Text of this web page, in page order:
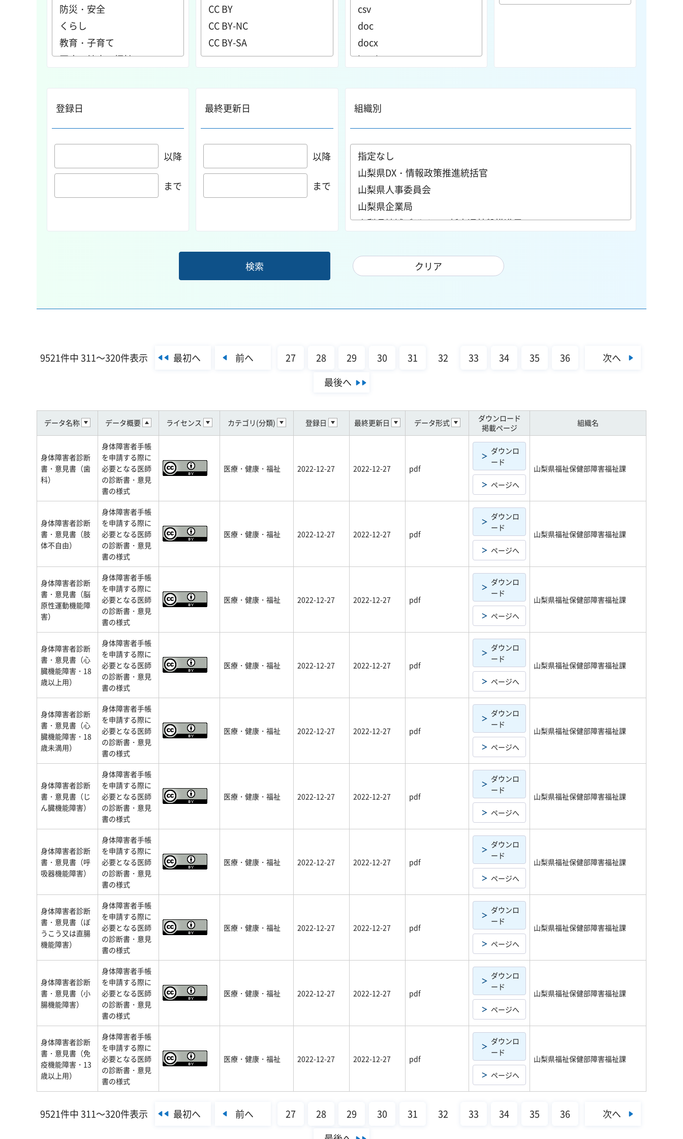
登録日
以降
まで
最終更新日
以降
まで
組織別
9521件中 311～320件表示 最初へ 前へ 27 28 29 30 31 32 33 34 35 36
次へ
最後へ
データ名称 データ概要 ライセンス カテゴリ(分類) 登録日 最終更新日 データ形式
ダウンロード
掲載ページ
組織名
身体障害者診断
書・意見書（歯
科）
身体障害者手帳
を申請する際に
必要となる医師
の診断書・意見
書の様式
医療・健康・福祉 2022-12-27 2022-12-27 pdf
ダウンロ
ード
ページへ
山梨県福祉保健部障害福祉課
身体障害者診断
書・意見書（肢
体不自由）
身体障害者手帳
を申請する際に
必要となる医師
の診断書・意見
書の様式
医療・健康・福祉 2022-12-27 2022-12-27 pdf
ダウンロ
ード
ページへ
山梨県福祉保健部障害福祉課
身体障害者診断
書・意見書（脳
原性運動機能障
害）
身体障害者手帳
を申請する際に
必要となる医師
の診断書・意見
書の様式
医療・健康・福祉 2022-12-27 2022-12-27 pdf
ダウンロ
ード
ページへ
山梨県福祉保健部障害福祉課
身体障害者診断
書・意見書（心
臓機能障害・18
歳以上用）
身体障害者手帳
を申請する際に
必要となる医師
の診断書・意見
書の様式
医療・健康・福祉 2022-12-27 2022-12-27 pdf
ダウンロ
ード
ページへ
山梨県福祉保健部障害福祉課
身体障害者診断
書・意見書（心
臓機能障害・18
歳未満用）
身体障害者手帳
を申請する際に
必要となる医師
の診断書・意見
書の様式
医療・健康・福祉 2022-12-27 2022-12-27 pdf
ダウンロ
ード
ページへ
山梨県福祉保健部障害福祉課
身体障害者診断
書・意見書（じ
ん臓機能障害）
身体障害者手帳
を申請する際に
必要となる医師
の診断書・意見
書の様式
医療・健康・福祉 2022-12-27 2022-12-27 pdf
ダウンロ
ード
ページへ
山梨県福祉保健部障害福祉課
身体障害者診断
書・意見書（呼
吸器機能障害）
身体障害者手帳
を申請する際に
必要となる医師
の診断書・意見
書の様式
医療・健康・福祉 2022-12-27 2022-12-27 pdf
ダウンロ
ード
ページへ
山梨県福祉保健部障害福祉課
身体障害者診断
書・意見書（ぼ
うこう又は直腸
機能障害）
身体障害者手帳
を申請する際に
必要となる医師
の診断書・意見
書の様式
医療・健康・福祉 2022-12-27 2022-12-27 pdf
ダウンロ
ード
ページへ
山梨県福祉保健部障害福祉課
身体障害者診断
書・意見書（小
腸機能障害）
身体障害者手帳
を申請する際に
必要となる医師
の診断書・意見
書の様式
医療・健康・福祉 2022-12-27 2022-12-27 pdf
ダウンロ
ード
ページへ
山梨県福祉保健部障害福祉課
身体障害者診断
書・意見書（免
疫機能障害・13
歳以上用）
身体障害者手帳
を申請する際に
必要となる医師
の診断書・意見
書の様式
医療・健康・福祉 2022-12-27 2022-12-27 pdf
ダウンロ
ード
ページへ
山梨県福祉保健部障害福祉課
9521件中 311～320件表示 最初へ 前へ 27 28 29 30 31 32 33 34 35 36
次へ